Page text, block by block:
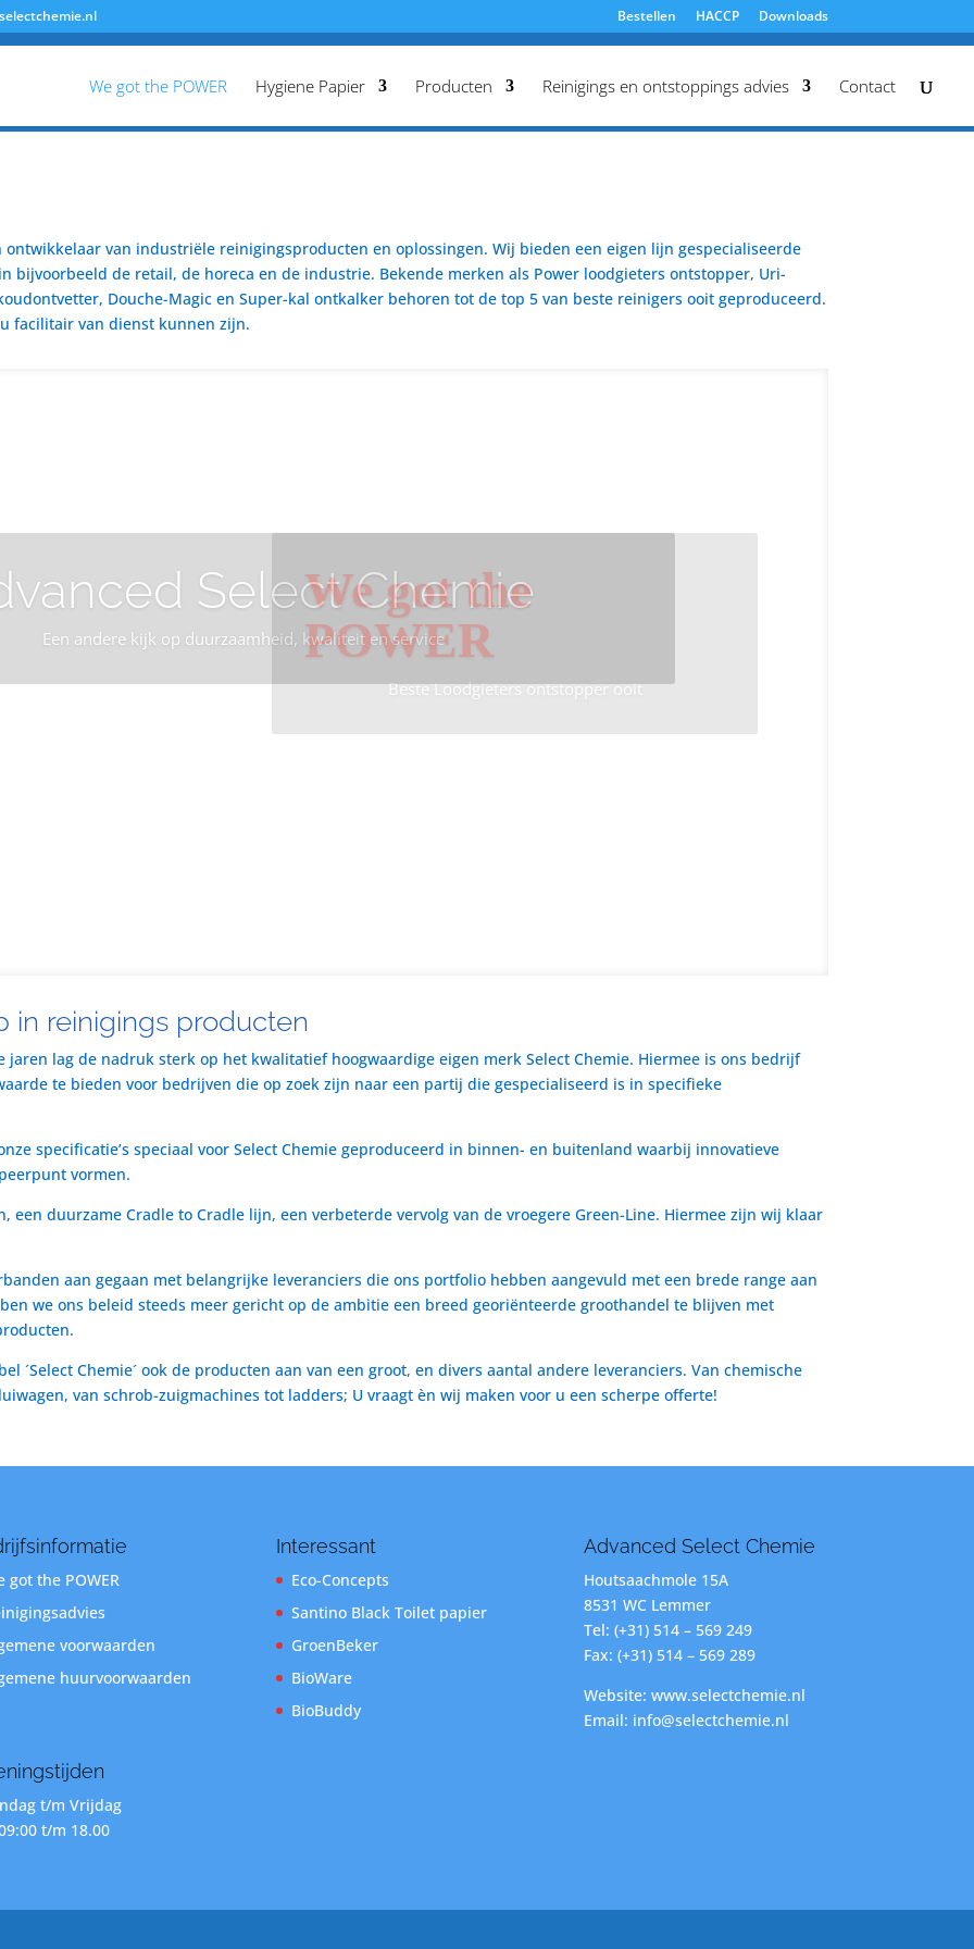
Bestellen HACCP Downloads
We got the POWER Hygiene Papier Producten Reinigings en ontstoppings advies Contact
ontwikkelaar van industriële reinigingsproducten en oplossingen. Wij bieden een eigen lijn gespecialiseerde
bijvoorbeeld de retail, de horeca en de industrie. Bekende merken als Power loodgieters ontstopper, Uri-
Douche-Magic en Super-kal ontkalker behoren tot de top 5 van beste reinigers ooit geproduceerd.
facilitair van dienst kunnen zijn.
Select Chemie
Een andere kijk op duurzaamheid, kwaliteit en service
We got the
POWER
Beste Loodgieters ontstopper ooit
in reinigings producten
jaren lag de nadruk sterk op het kwalitatief hoogwaardige eigen merk Select Chemie. Hiermee is ons bedrijf
te bieden voor bedrijven die op zoek zijn naar een partij die gespecialiseerd is in specifieke
specificatie’s speciaal voor Select Chemie geproduceerd in binnen- en buitenland waarbij innovatieve
vormen.
een duurzame Cradle to Cradle lijn, een verbeterde vervolg van de vroegere Green-Line. Hiermee zijn wij klaar
aan gegaan met belangrijke leveranciers die ons portfolio hebben aangevuld met een brede range aan
we ons beleid steeds meer gericht op de ambitie een breed georiënteerde groothandel te blijven met
´Select Chemie´ ook de producten aan van een groot, en divers aantal andere leveranciers. Van chemische
van schrob-zuigmachines tot ladders; U vraagt èn wij maken voor u een scherpe offerte!
got the POWER
voorwaarden
huurvoorwaarden
t/m Vrijdag
t/m 18.00
Interessant
Eco-Concepts
Santino Black Toilet papier
GroenBeker
BioWare
BioBuddy
Advanced Select Chemie
Houtsaachmole 15A
8531 WC Lemmer
Tel: (+31) 514 – 569 249
Fax: (+31) 514 – 569 289
Website: www.selectchemie.nl
Email: info@selectchemie.nl